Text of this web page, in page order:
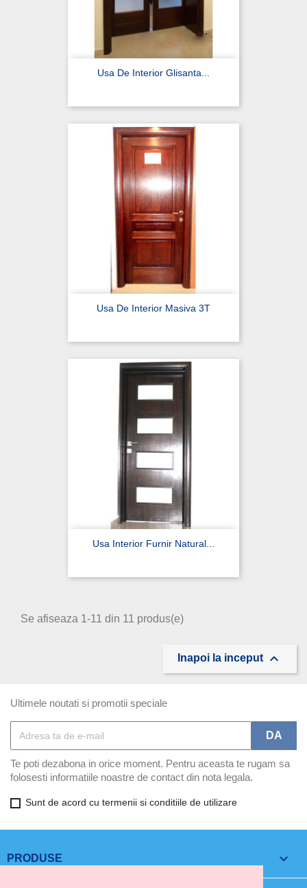
Usa De Interior Glisanta...
Usa De Interior Masiva 3T
Usa Interior Furnir Natural...
Se afiseaza 1-11 din 11 produs(e)
Inapoi la inceput 
Ultimele noutati si promotii speciale
Te poti dezabona in orice moment. Pentru aceasta te rugam sa
folosesti informatiile noastre de contact din nota legala.
Sunt de acord cu termenii si conditiile de utilizare
PRODUSE 